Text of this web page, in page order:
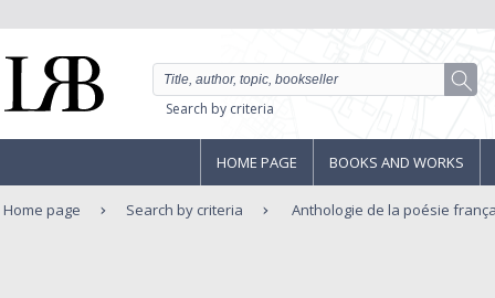
Search by criteria
HOME PAGE BOOKS AND WORKS
Home page Search by criteria Anthologie de la poésie